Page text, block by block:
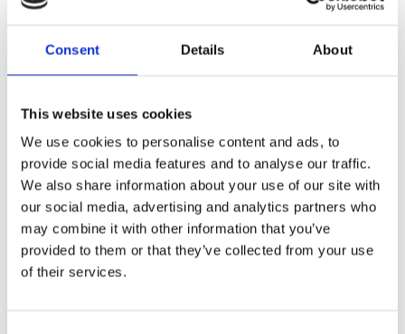
Consent Details About
This website uses cookies
We use cookies to personalise content and ads, to
provide social media features and to analyse our traffic.
We also share information about your use of our site with
our social media, advertising and analytics partners who
may combine it with other information that you’ve
provided to them or that they’ve collected from your use
of their services.
Gripsholmsrutan är en klassiker inom svensk
komponerade denna textil på 1940-talet,
inspirerade av ett rutmönster från 1700-talet. Vi
Alla metervaror mäts till efter din begäran och får
ej returneras.
Är du osäker på färgen, maila oss
påtrendhuset@telia.com, så skickar
vi ett färgprov mot en kostnad på
20:-